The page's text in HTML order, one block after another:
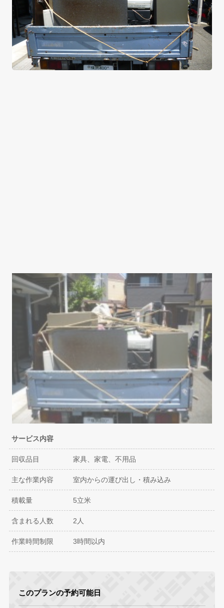
サービス内容
回収品目 家具、家電、不用品
主な作業内容 室内からの運び出し・積み込み
積載量 5立米
含まれる人数 2人
作業時間制限 3時間以内
このプランの予約可能日